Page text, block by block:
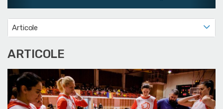
Articole
ARTICOLE